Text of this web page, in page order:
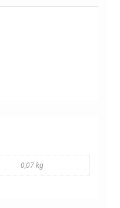
0,07 kg